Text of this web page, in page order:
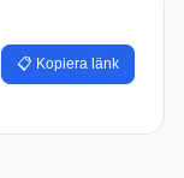
📋 Kopiera länk